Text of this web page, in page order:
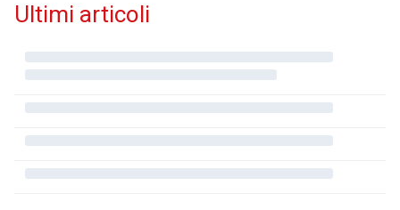
Ultimi articoli